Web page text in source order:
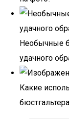
Необычные
удачного
Какие